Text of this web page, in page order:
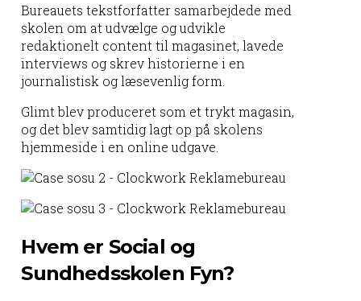
Bureauets tekstforfatter samarbejdede med
skolen om at udvælge og udvikle
redaktionelt content til magasinet, lavede
interviews og skrev historierne i en
journalistisk og læsevenlig form.
Glimt blev produceret som et trykt magasin,
og det blev samtidig lagt op på skolens
hjemmeside i en online udgave.
Hvem er Social og
Sundhedsskolen Fyn?